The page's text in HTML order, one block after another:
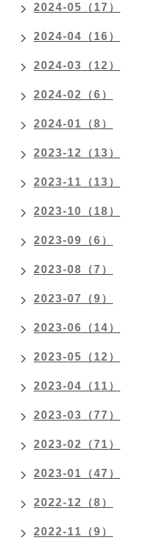
2024-05（17）
2024-04（16）
2024-03（12）
2024-02（6）
2024-01（8）
2023-12（13）
2023-11（13）
2023-10（18）
2023-09（6）
2023-08（7）
2023-07（9）
2023-06（14）
2023-05（12）
2023-04（11）
2023-03（77）
2023-02（71）
2023-01（47）
2022-12（8）
2022-11（9）